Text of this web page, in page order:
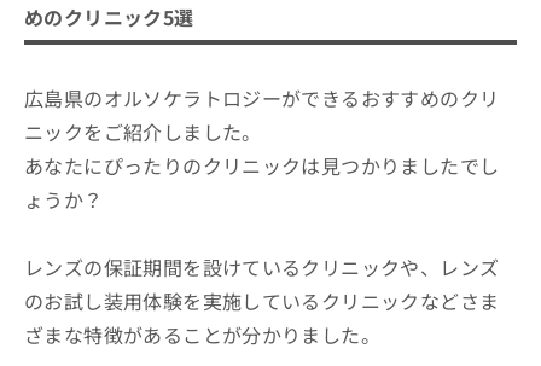
めのクリニック5選
広島県のオルソケラトロジーができるおすすめのクリ
ニックをご紹介しました。
あなたにぴったりのクリニックは見つかりましたでし
ょうか？
レンズの保証期間を設けているクリニックや、レンズ
のお試し装用体験を実施しているクリニックなどさま
ざまな特徴があることが分かりました。